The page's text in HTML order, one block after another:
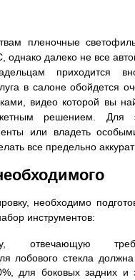
пленочные
однако далеко не все
приходится
в салоне обойдется
видео которой вы
решением. Для
или владеть
все предельно
необходимо
инструментов:
отвечающую
лобового стекла
для боковых задних